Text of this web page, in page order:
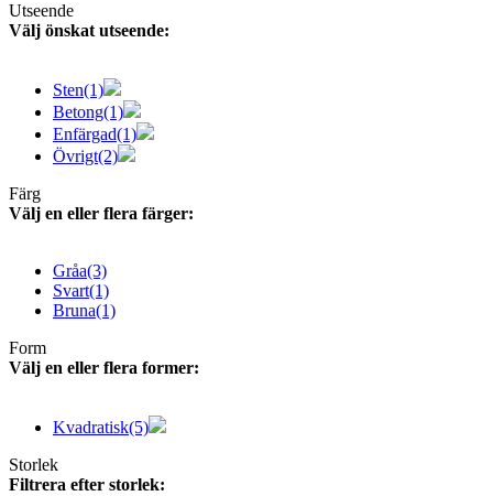
Utseende
Välj önskat utseende:
Sten(1)
Betong(1)
Enfärgad(1)
Övrigt(2)
Färg
Välj en eller flera färger:
Gråa(3)
Svart(1)
Bruna(1)
Form
Välj en eller flera former:
Kvadratisk(5)
Storlek
Filtrera efter storlek: